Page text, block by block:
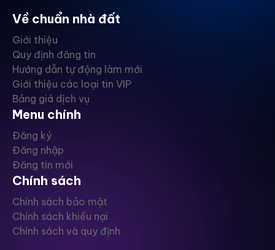
Về chuẩn nhà đất
Giới thiệu
Quy định đăng tin
Hướng dẫn tự động làm mới
Giới thiệu các loại tin VIP
Bảng giá dịch vụ
Menu chính
Đăng ký
Đăng nhập
Đăng tin mới
Chính sách
Chính sách bảo mật
Chính sách khiếu nại
Chính sách và quy định